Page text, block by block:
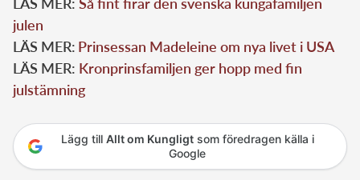
julen
LÄS MER: Prinsessan Madeleine om nya livet i USA
LÄS MER: Kronprinsfamiljen ger hopp med fin
julstämning
Lägg till Allt om Kungligtsom föredragen källa i
Google